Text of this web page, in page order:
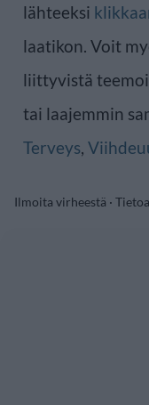
lähteeksi
laatikon. Voit
liittyvistä
tai laajemmin
Terveys,
Ilmoita virheestä ·